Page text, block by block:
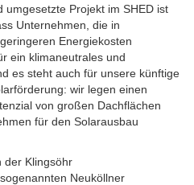
Projekt im SHED ist
Unternehmen, die in
Energiekosten
ein klimaneutrales und
es steht auch für unsere künftige
wir legen einen
von großen Dachflächen
für den Solarausbau
der Klingsöhr
Neuköllner